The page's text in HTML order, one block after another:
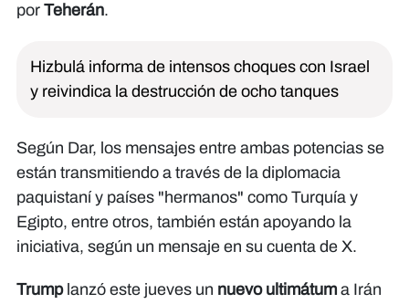
por Teherán.
Hizbulá informa de intensos choques con Israel
y reivindica la destrucción de ocho tanques
Según Dar, los mensajes entre ambas potencias se
están transmitiendo a través de la diplomacia
paquistaní y países "hermanos" como Turquía y
Egipto, entre otros, también están apoyando la
iniciativa, según un mensaje en su cuenta de X.
Trumplanzó este jueves un nuevo ultimátum a Irán